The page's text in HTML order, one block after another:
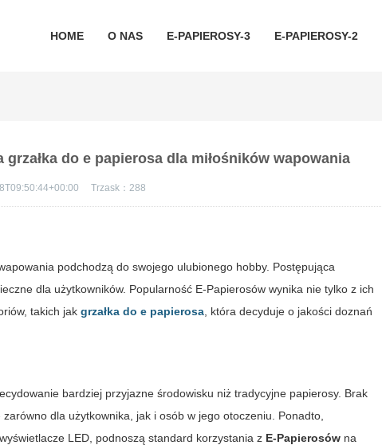
HOME O NAS E-PAPIEROSY-3 E-PAPIEROSY-2
do e papierosa dla miłośników wapowania
Trzask： 288
podchodzą do swojego ulubionego hobby. Postępująca
dla użytkowników. Popularność E-Papierosów wynika nie tylko z ich
takich jakgrzałka do e papierosa , która decyduje o jakości doznań
bardziej przyjazne środowisku niż tradycyjne papierosy. Brak
dla użytkownika, jak i osób w jego otoczeniu. Ponadto,
LED, podnoszą standard korzystania z E-Papierosów na